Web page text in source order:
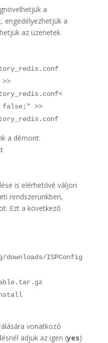
a
engedélyezhetjük a
az üzenetek
false;" >>
a démont:
is elérhetővé váljon
rendszerünkben,
Ezt a következő
ISPConfig
vonatkozó
adjuk az igen (yes)